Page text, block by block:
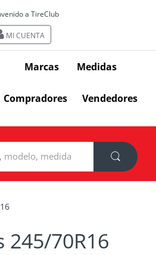
a TireClub
MI CUENTA
Marcas Medidas
Compradores Vendedores
245/70R16